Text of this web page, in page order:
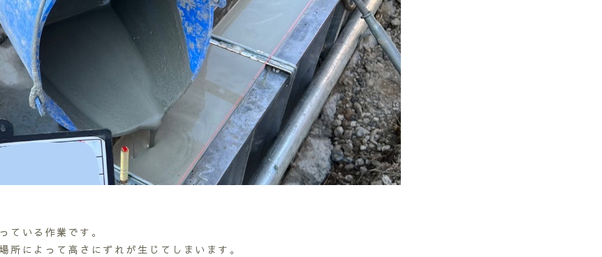
ている作業です。
によって高さにずれが生じてしまいます。